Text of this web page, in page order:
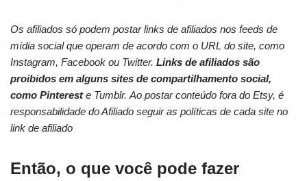
Os afiliados só podem postar links de afiliados nos feeds de
mídia social que operam de acordo com o URL do site, como
Instagram, Facebook ou Twitter. Links de afiliados são
proibidos em alguns sites de compartilhamento social,
como Pintereste Tumblr. Ao postar conteúdo fora do Etsy, é
responsabilidade do Afiliado seguir as políticas de cada site no
link de afiliado
Então, o que você pode fazer